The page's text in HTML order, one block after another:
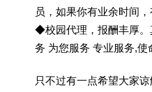
员，如果你有业余时间
◆校园代理，报酬丰厚。
务 为您服务 专业服务,使
只不过有一点希望大家